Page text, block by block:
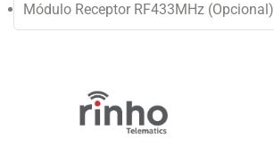
Módulo Receptor RF433MHz (Opcional)